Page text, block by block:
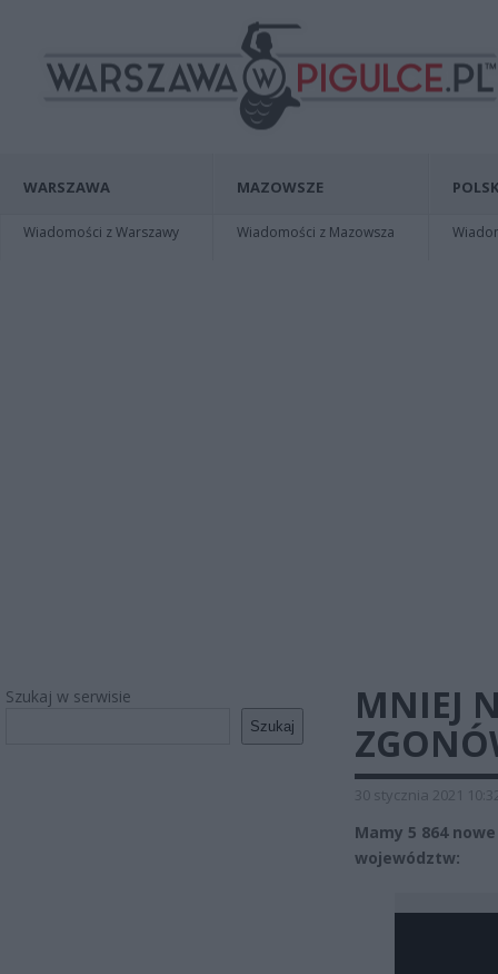
WARSZAWA
Wiadomości z Warszawy
MAZOWSZE
Wiadomości z Mazowsza
Szukaj w serwisie
Szukaj
MNIEJ
30 stycznia 2021
Mamy 5 864
województw: